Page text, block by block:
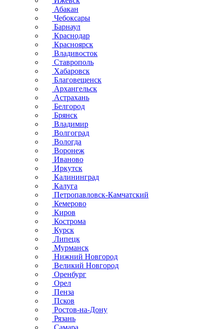
Абакан
Чебоксары
Барнаул
Краснодар
Красноярск
Владивосток
Ставрополь
Хабаровск
Благовещенск
Архангельск
Астрахань
Белгород
Брянск
Владимир
Волгоград
Вологда
Воронеж
Иваново
Иркутск
Калининград
Калуга
Петропавловск-Камчатский
Кемерово
Киров
Кострома
Курск
Липецк
Мурманск
Нижний Новгород
Великий Новгород
Оренбург
Орел
Пенза
Псков
Ростов-на-Дону
Рязань
Самара